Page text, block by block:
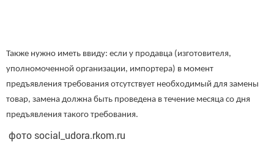
Также нужно иметь ввиду: если у продавца (изготовителя,
уполномоченной организации, импортера) в момент
предъявления требования отсутствует необходимый для замены
товар, замена должна быть проведена в течение месяца со дня
предъявления такого требования.
фото social_udora.rkom.ru